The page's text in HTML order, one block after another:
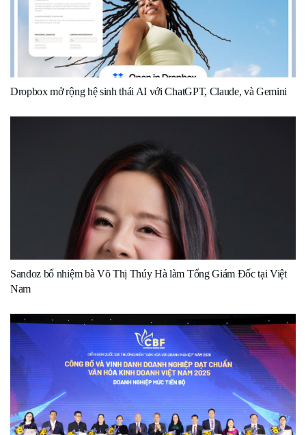
Dropbox mở rộng hệ sinh thái AI với ChatGPT, Claude, và Gemini
Sandoz bổ nhiệm bà Võ Thị Thúy Hà làm Tổng Giám Đốc tại Việt
Nam